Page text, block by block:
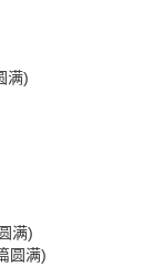
满)
满)
圆满)